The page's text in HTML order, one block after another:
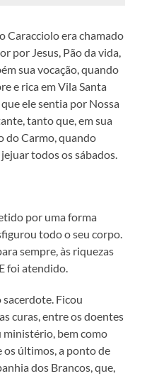
Caracciolo era chamado
por Jesus, Pão da vida,
sua vocação, quando
e rica em Vila Santa
ele sentia por Nossa
tanto que, em sua
do Carmo, quando
todos os sábados.
por uma forma
todo o seu corpo.
sempre, às riquezas
foi atendido.
Ficou
curas, entre os doentes
ministério, bem como
os últimos, a ponto de
dos Brancos, que,